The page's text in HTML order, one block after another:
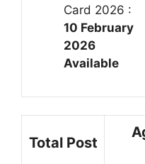
Card 2026 :
10 February
2026
Available
Total Post